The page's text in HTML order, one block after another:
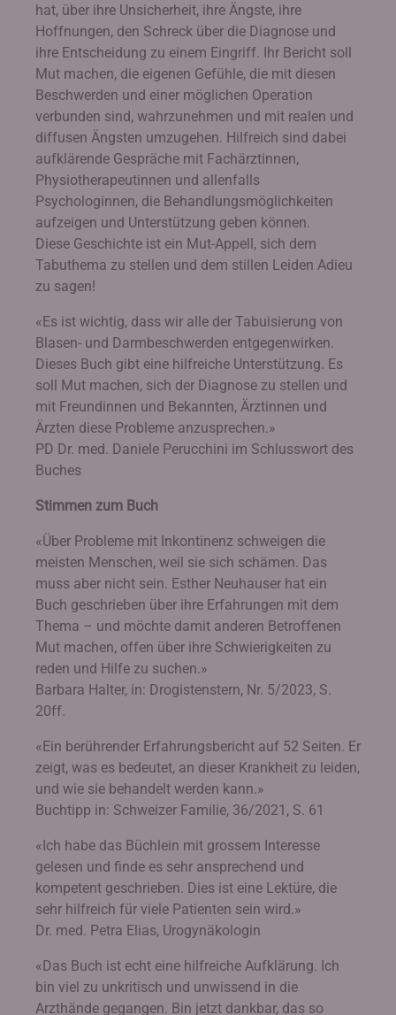
hat, über ihre Unsicherheit, ihre Ängste, ihre
Hoffnungen, den Schreck über die Diagnose und
ihre Entscheidung zu einem Eingriff. Ihr Bericht soll
Mut machen, die eigenen Gefühle, die mit diesen
Beschwerden und einer möglichen Operation
verbunden sind, wahrzunehmen und mit realen und
diffusen Ängsten umzugehen. Hilfreich sind dabei
aufklärende Gespräche mit Fachärztinnen,
Physiotherapeutinnen und allenfalls
Psychologinnen, die Behandlungsmöglichkeiten
aufzeigen und Unterstützung geben können.
Diese Geschichte ist ein Mut-Appell, sich dem
Tabuthema zu stellen und dem stillen Leiden Adieu
zu sagen!
«Es ist wichtig, dass wir alle der Tabuisierung von
Blasen- und Darmbeschwerden entgegenwirken.
Dieses Buch gibt eine hilfreiche Unterstützung. Es
soll Mut machen, sich der Diagnose zu stellen und
mit Freundinnen und Bekannten, Ärztinnen und
Ärzten diese Probleme anzusprechen.»
PD Dr. med. Daniele Perucchini im Schlusswort des
Buches
Stimmen zum Buch
«Über Probleme mit Inkontinenz schweigen die
meisten Menschen, weil sie sich schämen. Das
muss aber nicht sein. Esther Neuhauser hat ein
Buch geschrieben über ihre Erfahrungen mit dem
Thema – und möchte damit anderen Betroffenen
Mut machen, offen über ihre Schwierigkeiten zu
reden und Hilfe zu suchen.»
Barbara Halter, in: Drogistenstern, Nr. 5/2023, S.
20ff.
«Ein berührender Erfahrungsbericht auf 52 Seiten. Er
zeigt, was es bedeutet, an dieser Krankheit zu leiden,
und wie sie behandelt werden kann.»
Buchtipp in: Schweizer Familie, 36/2021, S. 61
«Ich habe das Büchlein mit grossem Interesse
gelesen und finde es sehr ansprechend und
kompetent geschrieben. Dies ist eine Lektüre, die
sehr hilfreich für viele Patienten sein wird.»
Dr. med. Petra Elias, Urogynäkologin
«Das Buch ist echt eine hilfreiche Aufklärung. Ich
bin viel zu unkritisch und unwissend in die
Arzthände gegangen. Bin jetzt dankbar, das so